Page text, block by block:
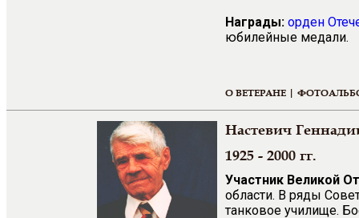
Награды: орден
юбилейные медали.
О ВЕТЕРАНЕ |
Настевич
1925 - 2000 гг.
Участник Великой
области. В ряды
танковое училище.